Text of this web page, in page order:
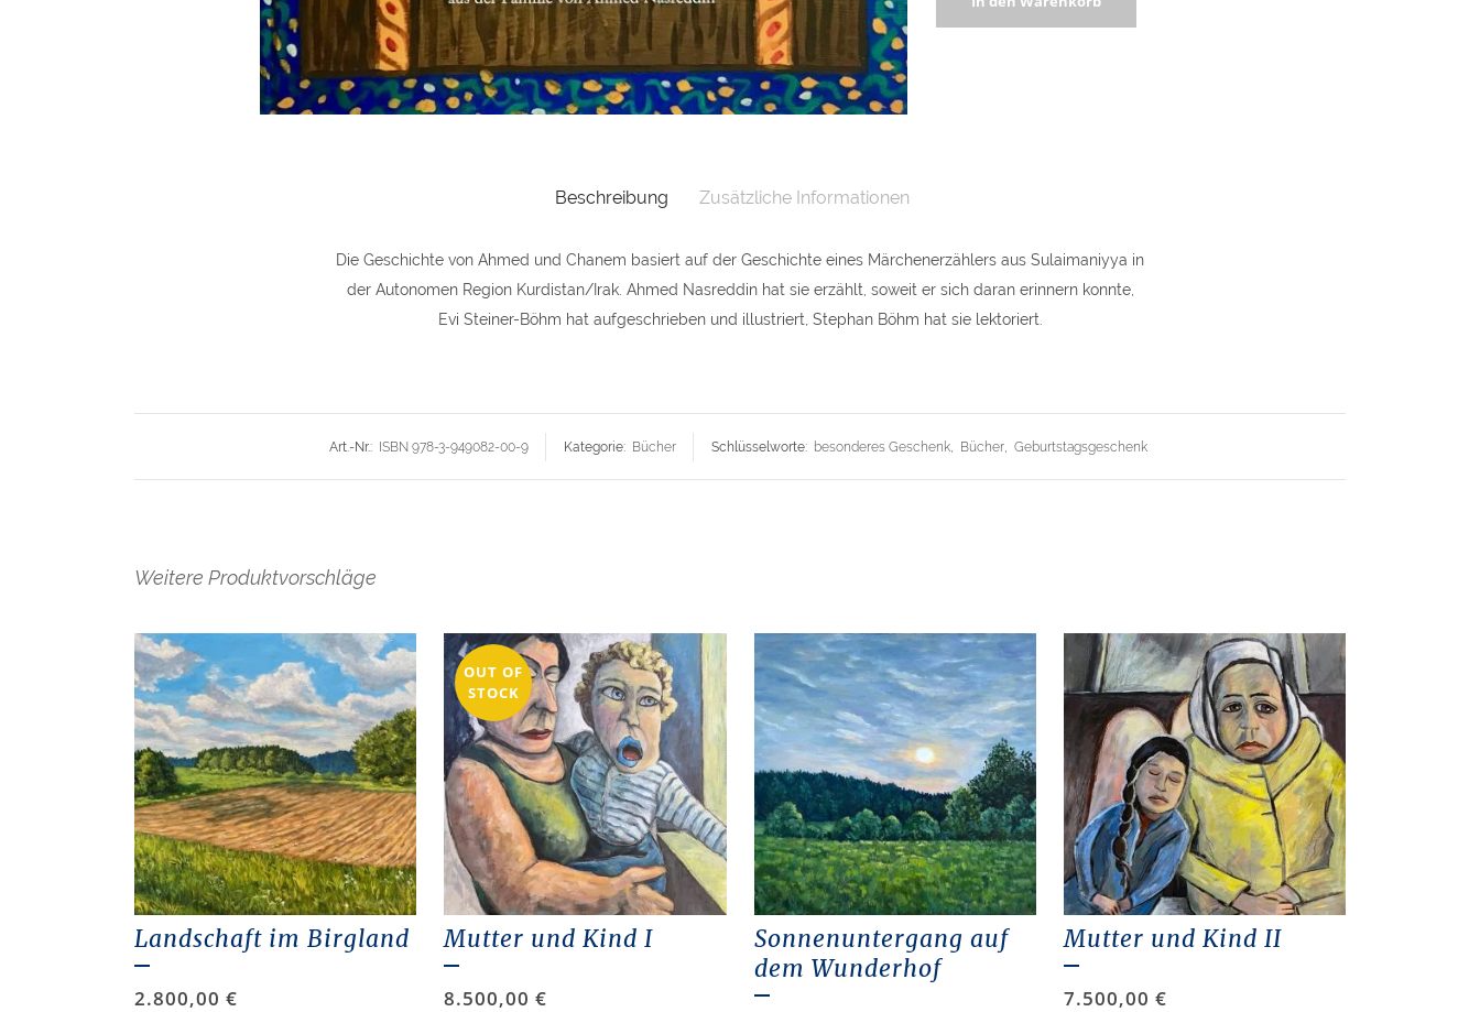
Beschreibung Zusätzliche Informationen
Die Geschichte von Ahmed und Chanem basiert auf der Geschichte eines Märchenerzählers aus Sulaimaniyya in
der Autonomen Region Kurdistan/Irak. Ahmed Nasreddin hat sie erzählt, soweit er sich daran erinnern konnte,
Evi Steiner-Böhm hat aufgeschrieben und illustriert, Stephan Böhm hat sie lektoriert.
Art.-Nr.: ISBN 978-3-949082-00-9 Kategorie: Bücher Schlüsselworte: besonderes Geschenk Bücher Geburtstagsgeschenk
Weitere Produktvorschläge
Landschaft im Birgland
2.800,00 €
OUT OF
STOCK
Mutter und Kind I
8.500,00€
Sonnenuntergang auf
dem Wunderhof
Mutter und Kind II
7.500,00 €